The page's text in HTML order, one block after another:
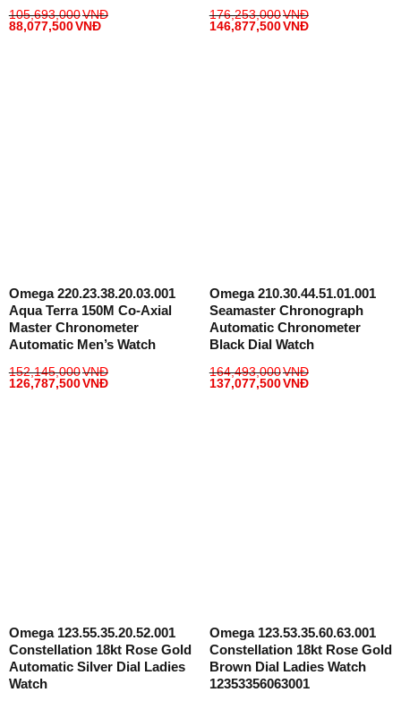
105,693,000VNĐ
88,077,500VNĐ
176,253,000VNĐ
146,877,500VNĐ
Omega 220.23.38.20.03.001
Aqua Terra 150M Co-Axial
Master Chronometer
Automatic Men’s Watch
152,145,000VNĐ
126,787,500VNĐ
Omega 210.30.44.51.01.001
Seamaster Chronograph
Automatic Chronometer
Black Dial Watch
164,493,000VNĐ
137,077,500VNĐ
Omega 123.55.35.20.52.001
Constellation 18kt Rose Gold
Automatic Silver Dial Ladies
Watch
Omega 123.53.35.60.63.001
Constellation 18kt Rose Gold
Brown Dial Ladies Watch
12353356063001